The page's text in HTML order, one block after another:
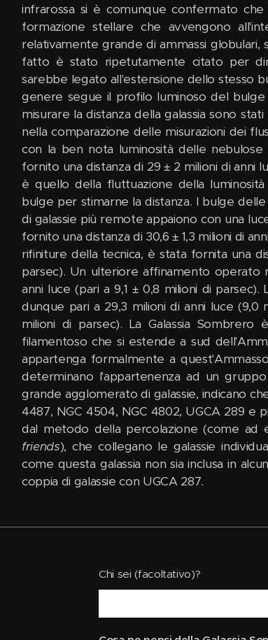
infrarossa si è comunque confermato
formazione stellare che avvengono
relativamente grande di ammassi
fatto è stato ripetutamente citato per
sarebbe legato all'estensione dello stesso
genere segue il profilo luminoso del
misurare la distanza della galassia sono
nella comparazione delle misurazioni dei
con la ben nota luminosità delle
fornito una distanza di 29 ± 2 milioni di anni
è quello della fluttuazione della
bulge per stimarne la distanza. I bulge
di galassie più remote appaiono con una
fornito una distanza di 30,6 ± 1,3 milioni di
rifiniture della tecnica, è stata fornita una
parsec). Un ulteriore affinamento operato
anni luce (pari a 9,1 ± 0,8 milioni di
dunque pari a 29,3 milioni di anni luce (9,0
milioni di parsec). La Galassia
filamentoso che si estende a sud
appartenga formalmente a
determinano l'appartenenza ad un
grande agglomerato di galassie, indicano
4487, NGC 4504, NGC 4802, UGCA 289 e
dal metodo della percolazione (come ad
friends), che collegano le galassie
come questa galassia non sia inclusa in
coppia di galassie con UGCA 287.
Chi sei (facoltativo)?